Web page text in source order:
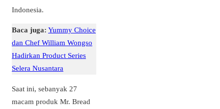
Indonesia.
Baca juga: Yummy Choice
dan Chef William Wongso
Hadirkan Product Series
Selera Nusantara
Saat ini, sebanyak 27
macam produk Mr. Bread